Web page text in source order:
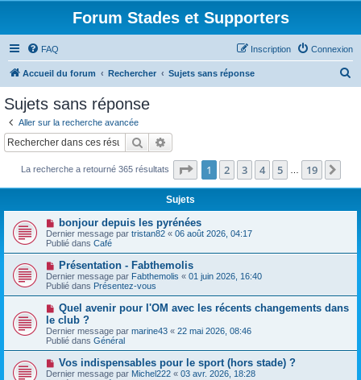
Forum Stades et Supporters
FAQ Connexion
Inscription
Accueil du forum Rechercher Sujets sans réponse
c
Sujets sans réponse
Aller sur la recherche avancée
Rechercher
La recherche a retourné 365 résultats Page 1sur19
1 2 3 4 5 19
Sujets
N
o
u
v
e
a
u
m
e
s
s
a
g
e
bonjour depuis les pyrénées
Dernier message par tristan82 « 06 août 2026, 04:17
Publié dans Café
N
o
u
v
a
u
m
e
s
s
Présentation - Fabthemolis
Dernier message par Fabthemolis « 01 juin 2026, 16:40
Publié dans Présentez-vous
N
u
v
e
a
u
m
Quel avenir pour l'OM avec les récents changements dans
le club ?
Dernier message par marine43 « 22 mai 2026, 08:46
Publié dans Général
N
o
Vos indispensables pour le sport (hors stade) ?
Dernier message par Michel222 « 03 avr. 2026, 18:28